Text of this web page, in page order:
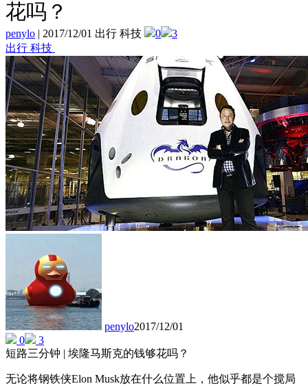
花吗？
penylo | 2017/12/01 出行 科技 0
3
出行 科技
penylo2017/12/01
0
3
短路三分钟 | 埃隆马斯克的钱够花吗？
无论将钢铁侠Elon Musk放在什么位置上，他似乎都是个搅局